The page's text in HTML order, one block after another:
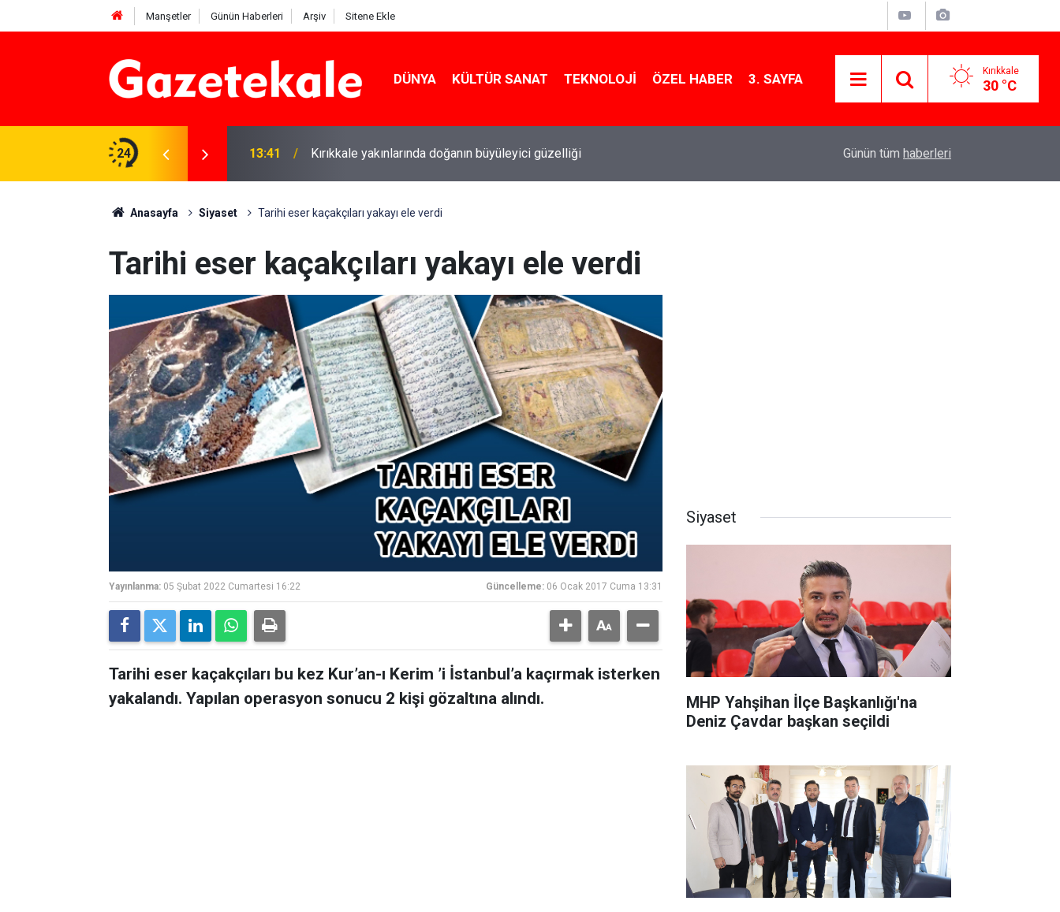
Manşetler Günün Haberleri Arşiv Sitene Ekle
DÜNYA KÜLTÜR SANAT TEKNOLOJI ÖZEL HABER 3. SAYFA Kırıkkale
30 °C
24
Çavdar başkan seçildi 13:41 Kırıkkale yakınlarında doğanın büyüleyici güzelliği Kırıkkale Çalılıöz Mahallesi'nde altyapı
Günün tüm haberleri
Anasayfa Siyaset Tarihi eser kaçakçıları yakayı ele verdi
Tarihi eser kaçakçıları yakayı ele verdi
Yayınlanma: 05 Şubat 2022 Cumartesi 16:22 Güncelleme: 06 Ocak 2017 Cuma 13:31
Tarihi eser kaçakçıları bu kez Kur’an-ı Kerim ’i İstanbul’a kaçırmak isterken
yakalandı. Yapılan operasyon sonucu 2 kişi gözaltına alındı.
Siyaset
MHP Yahşihan İlçe Başkanlığı'na
Deniz Çavdar başkan seçildi